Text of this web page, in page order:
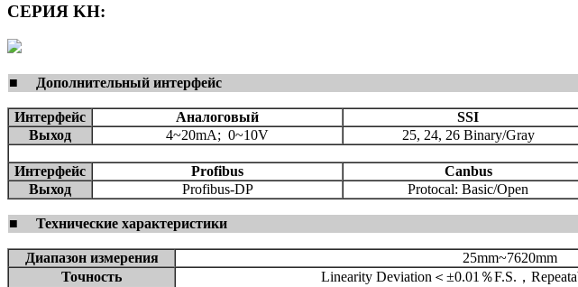
СЕРИЯ KH:
■ Дополнительный интерфейс
Интерфейс Аналоговый SSI
Выход
4~20mA; 0~10V 25, 24, 26 Binary/Gray
Интерфейс Profibus Canbus
Выход
Profibus-DP Protocal: Basic/Open
■ Технические характеристики
Диапазон измерения
25mm~7620mm
Точность
Linearity Deviation＜±0.01％F.S.，